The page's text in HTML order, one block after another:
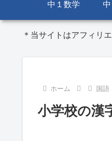
中１数学
＊当サイトはアフィリ
ホーム 国語
小学校の漢